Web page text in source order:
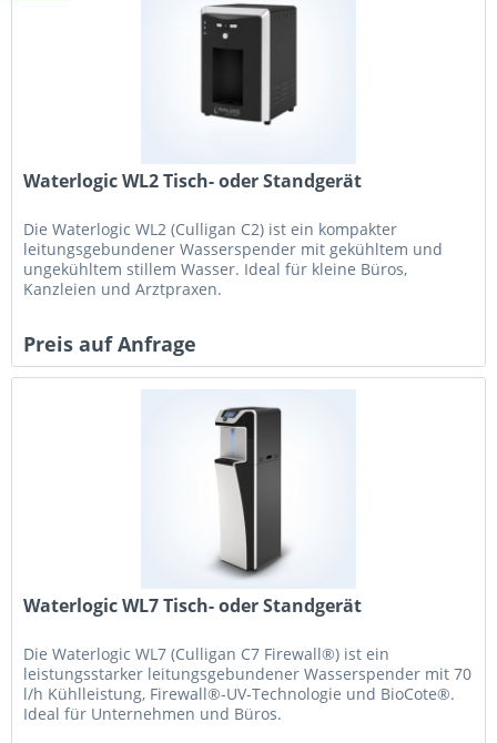
Waterlogic WL2 Tisch- oder Standgerät
Die Waterlogic WL2 (Culligan C2) ist ein kompakter
leitungsgebundener Wasserspender mit gekühltem und
ungekühltem stillem Wasser. Ideal für kleine Büros,
Kanzleien und Arztpraxen.
Preis auf Anfrage
Waterlogic WL7 Tisch- oder Standgerät
Die Waterlogic WL7 (Culligan C7 Firewall®) ist ein
leistungsstarker leitungsgebundener Wasserspender mit 70
l/h Kühlleistung, Firewall®-UV-Technologie und BioCote®.
Ideal für Unternehmen und Büros.